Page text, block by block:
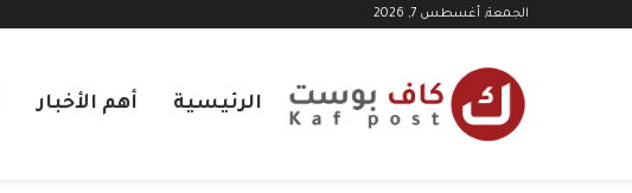
الجمعة, أغسطس 7, 2026
الرئيسية أهم الأخبار